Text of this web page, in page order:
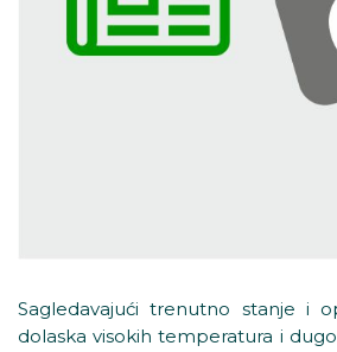
Sagledavajući trenutno stanje i
dolaska visokih temperatura i